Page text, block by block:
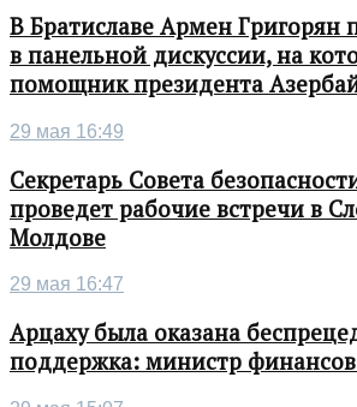
В Братиславе Армен Григорян
в панельной дискуссии, на
помощник президента
29 мая 16:49
Секретарь Совета
проведет рабочие встречи в
Молдове
29 мая 16:47
Арцаху была оказана
поддержка: министр